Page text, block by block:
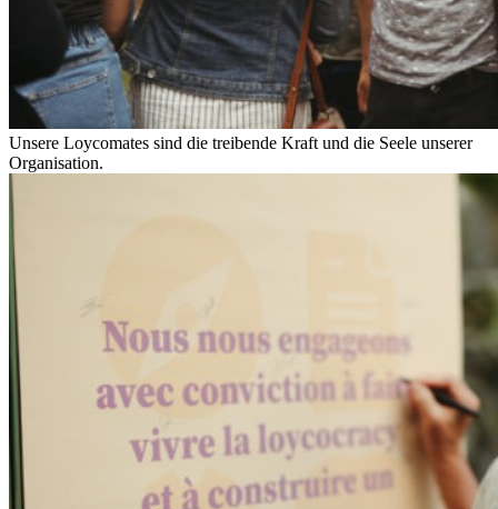
Unsere Loycomates sind die treibende Kraft und die Seele unserer
Organisation.